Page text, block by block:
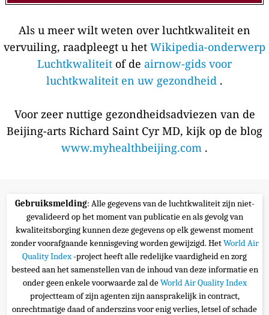
Als u meer wilt weten over luchtkwaliteit en
vervuiling, raadpleegt u het Wikipedia-onderwerp
Luchtkwaliteit of de airnow-gids voor
luchtkwaliteit en uw gezondheid .
Voor zeer nuttige gezondheidsadviezen van de
Beijing-arts Richard Saint Cyr MD, kijk op de blog
www.myhealthbeijing.com .
Gebruiksmelding: Alle gegevens van de luchtkwaliteit zijn niet-
gevalideerd op het moment van publicatie en als gevolg van
kwaliteitsborging kunnen deze gegevens op elk gewenst moment
zonder voorafgaande kennisgeving worden gewijzigd. HetWorld Air
Quality Index-project heeft alle redelijke vaardigheid en zorg
besteed aan het samenstellen van de inhoud van deze informatie en
onder geen enkele voorwaarde zal deWorld Air Quality Index
projectteam of zijn agenten zijn aansprakelijk in contract,
onrechtmatige daad of anderszins voor enig verlies, letsel of schade